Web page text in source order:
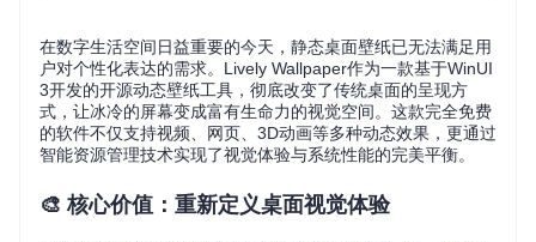
在数字生活空间日益重要的今天，静态桌面壁纸已无法满足用
户对个性化表达的需求。Lively Wallpaper作为一款基于WinUI
3开发的开源动态壁纸工具，彻底改变了传统桌面的呈现方
式，让冰冷的屏幕变成富有生命力的视觉空间。这款完全免费
的软件不仅支持视频、网页、3D动画等多种动态效果，更通过
智能资源管理技术实现了视觉体验与系统性能的完美平衡。
🎨 核心价值：重新定义桌面视觉体验